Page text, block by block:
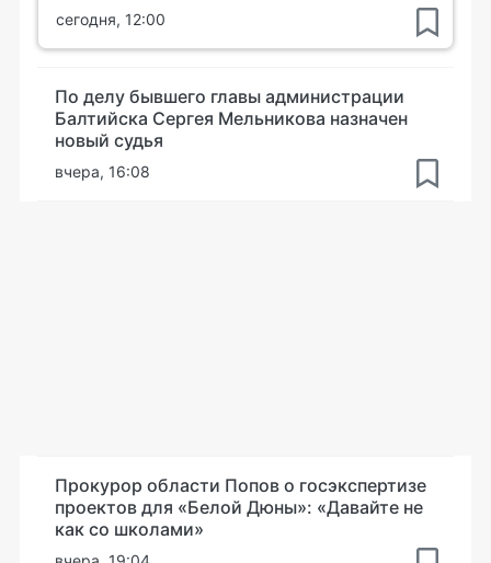
сегодня, 12:00
По делу бывшего главы администрации
Балтийска Сергея Мельникова назначен
новый судья
вчера, 16:08
Прокурор области Попов о госэкспертизе
проектов для «Белой Дюны»: «Давайте не
как со школами»